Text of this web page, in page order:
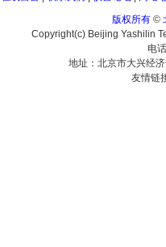
版权所有©
Copyright(c) Beijing Yashilin
电
地址：北京市大兴经
友情链